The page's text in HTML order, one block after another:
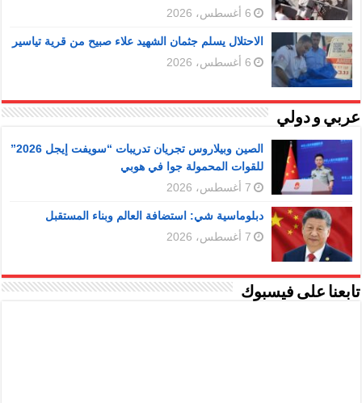
6 أغسطس، 2026
الاحتلال يسلم جثمان الشهيد علاء صبيح من قرية تياسير
6 أغسطس، 2026
عربي و دولي
الصين وبيلاروس تجريان تدريبات “سويفت إيجل 2026”
للقوات المحمولة جوا في هوبي
7 أغسطس، 2026
دبلوماسية شي: استضافة العالم وبناء المستقبل
7 أغسطس، 2026
تابعنا على فيسبوك